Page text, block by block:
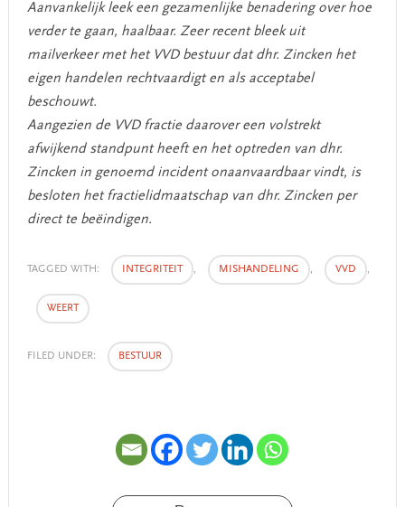
Aanvankelijk leek een gezamenlijke benadering over hoe
verder te gaan, haalbaar. Zeer recent bleek uit
mailverkeer met het VVD bestuur dat dhr. Zincken het
eigen handelen rechtvaardigt en als acceptabel
beschouwt.
Aangezien de VVD fractie daarover een volstrekt
afwijkend standpunt heeft en het optreden van dhr.
Zincken in genoemd incident onaanvaardbaar vindt, is
besloten het fractielidmaatschap van dhr. Zincken per
direct te beëindigen.
TAGGED WITH: INTEGRITEIT , MISHANDELING , VVD ,
WEERT
FILED UNDER: BESTUUR